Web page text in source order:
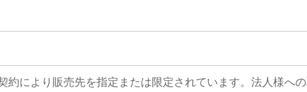
約により販売先を指定または限定されています。法人様へ